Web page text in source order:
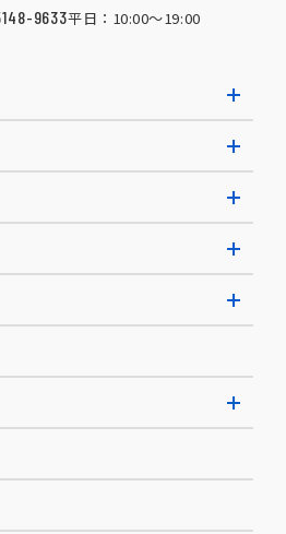
9633平日：10:00〜19:00
支援